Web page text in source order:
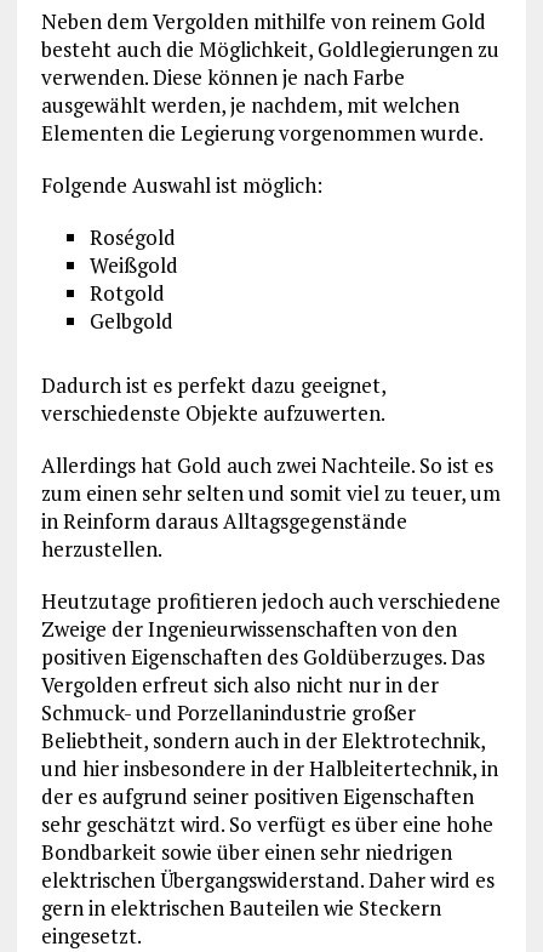
Neben dem Vergolden mithilfe von reinem Gold
besteht auch die Möglichkeit, Goldlegierungen zu
verwenden. Diese können je nach Farbe
ausgewählt werden, je nachdem, mit welchen
Elementen die Legierung vorgenommen wurde.
Folgende Auswahl ist möglich:
Roségold
Weißgold
Rotgold
Gelbgold
Dadurch ist es perfekt dazu geeignet,
verschiedenste Objekte aufzuwerten.
Allerdings hat Gold auch zwei Nachteile. So ist es
zum einen sehr selten und somit viel zu teuer, um
in Reinform daraus Alltagsgegenstände
herzustellen.
Heutzutage profitieren jedoch auch verschiedene
Zweige der Ingenieurwissenschaften von den
positiven Eigenschaften des Goldüberzuges. Das
Vergolden erfreut sich also nicht nur in der
Schmuck- und Porzellanindustrie großer
Beliebtheit, sondern auch in der Elektrotechnik,
und hier insbesondere in der Halbleitertechnik, in
der es aufgrund seiner positiven Eigenschaften
sehr geschätzt wird. So verfügt es über eine hohe
Bondbarkeit sowie über einen sehr niedrigen
elektrischen Übergangswiderstand. Daher wird es
gern in elektrischen Bauteilen wie Steckern
eingesetzt.